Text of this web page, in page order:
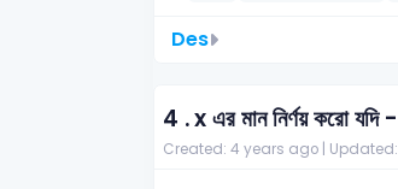
Des
4 .x এর মান নির্ণয় করো
Created: 4 years ago |